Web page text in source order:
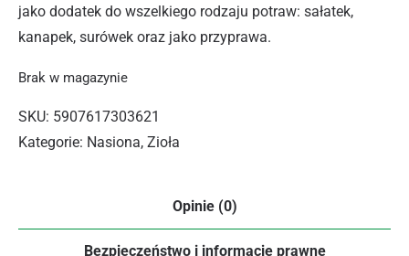
jako dodatek do wszelkiego rodzaju potraw: sałatek,
kanapek, surówek oraz jako przyprawa.
Brak w magazynie
SKU: 5907617303621
Kategorie: Nasiona, Zioła
Opinie (0)
Bezpieczeństwo i informacje prawne